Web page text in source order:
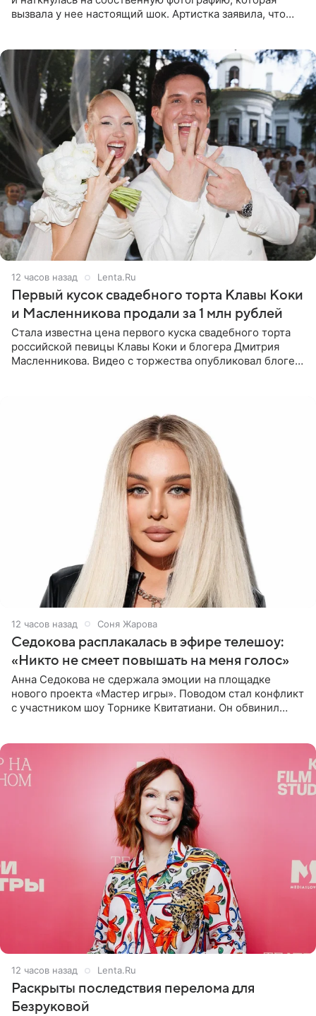
вызвала у нее настоящий шок. Артистка заявила, что
12 часов назад Lenta.Ru
Первый кусок свадебного торта Клавы Коки
и Масленникова продали за 1 млн рублей
Стала известна цена первого куска свадебного торта
российской певицы Клавы Коки и блогера Дмитрия
Масленникова. Видео с торжества опубликовал блогер
12 часов назад Соня Жарова
Седокова расплакалась в эфире телешоу:
«Никто не смеет повышать на меня голос»
Анна Седокова не сдержала эмоции на площадке
нового проекта «Мастер игры». Поводом стал конфликт
с участником шоу Торнике Квитатиани. Он обвинил
12 часов назад Lenta.Ru
Раскрыты последствия перелома для
Безруковой